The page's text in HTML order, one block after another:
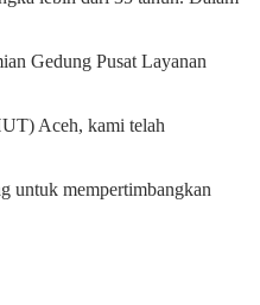
Gedung Pusat Layanan
Aceh, kami telah
untuk mempertimbangkan